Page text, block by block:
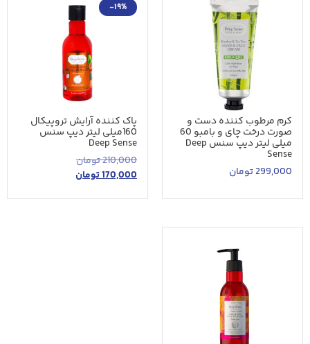
کرم مرطوب کننده دست و
صورت درخت چای و بامبو 60
میلی لیتر دیپ سنس Deep
Sense
299,000تومان
-19%
پاک کننده آرایش تروپیکال
160میلی لیتر دیپ سنس
Deep Sense
210,000تومان
170,000تومان